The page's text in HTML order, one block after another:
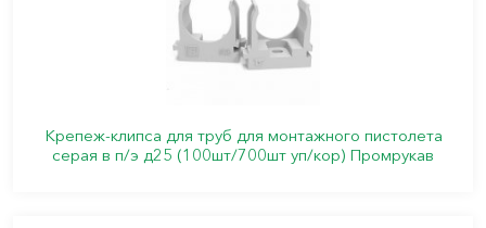
Крепеж-клипса для труб для монтажного пистолета
серая в п/э д25 (100шт/700шт уп/кор) Промрукав